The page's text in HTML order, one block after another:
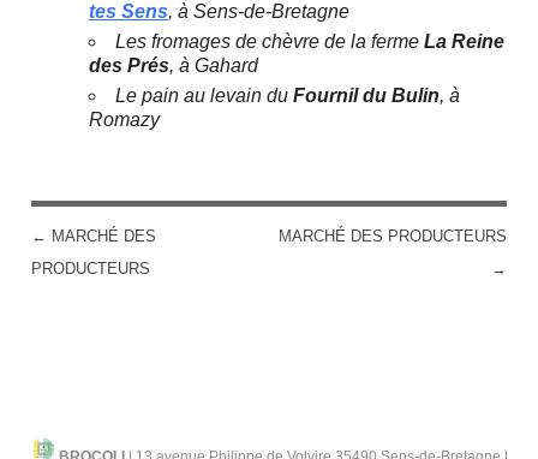
tes Sens, à Sens-de-Bretagne
Les fromages de chèvre de la fermeLa Reine
des Prés, à Gahard
Le pain au levain duFournil du Bulin, à
Romazy
POST NAVIGATION
← MARCHÉ DES
PRODUCTEURS
MARCHÉ DES PRODUCTEURS
→